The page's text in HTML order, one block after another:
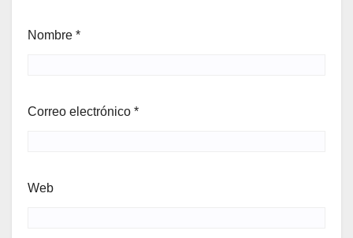
Nombre *
Correo electrónico *
Web